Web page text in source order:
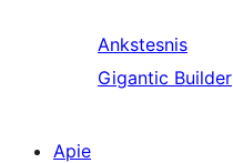
Ankstesnis
Gigantic Builder
Apie